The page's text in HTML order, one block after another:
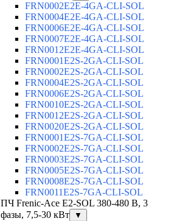
FRN0002E2E-4GA-CLI-SOL
FRN0004E2E-4GA-CLI-SOL
FRN0006E2E-4GA-CLI-SOL
FRN0007E2E-4GA-CLI-SOL
FRN0012E2E-4GA-CLI-SOL
FRN0001E2S-2GA-CLI-SOL
FRN0002E2S-2GA-CLI-SOL
FRN0004E2S-2GA-CLI-SOL
FRN0006E2S-2GA-CLI-SOL
FRN0010E2S-2GA-CLI-SOL
FRN0012E2S-2GA-CLI-SOL
FRN0020E2S-2GA-CLI-SOL
FRN0001E2S-7GA-CLI-SOL
FRN0002E2S-7GA-CLI-SOL
FRN0003E2S-7GA-CLI-SOL
FRN0005E2S-7GA-CLI-SOL
FRN0008E2S-7GA-CLI-SOL
FRN0011E2S-7GA-CLI-SOL
ПЧ Frenic-Ace E2-SOL 380-480 В, 3
фазы, 7,5-30 кВт
▼